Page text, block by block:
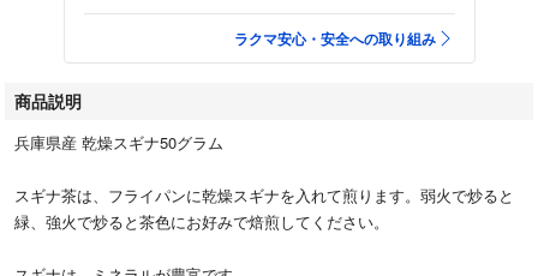
ラクマ安心・安全への取り組み
商品説明
兵庫県産 乾燥スギナ50グラム
スギナ茶は、フライパンに乾燥スギナを入れて煎ります。弱火で炒ると
緑、強火で炒ると茶色にお好みで焙煎してください。